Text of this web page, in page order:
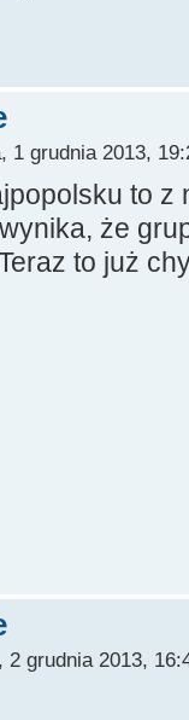
1 grudnia 2013,
to
że
to już
2 grudnia 2013,